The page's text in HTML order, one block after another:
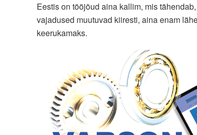
Eestis on tööjõud aina kallim, mis
vajadused muutuvad kiiresti, aina enam
keerukamaks.